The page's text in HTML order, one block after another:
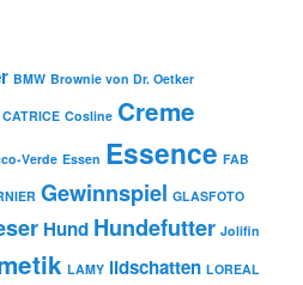
BMW Brownie von Dr. Oetker
CATRICE Cosline Creme
Verde Essen Essence FAB
Gewinnspiel GLASFOTO
Hund Hundefutter Jolifin
LAMY lidschatten LOREAL